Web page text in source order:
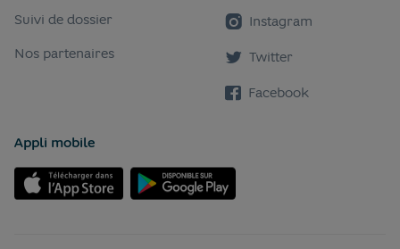
Suivi de dossier
Nos partenaires
Instagram
Twitter
Facebook
Appli mobile